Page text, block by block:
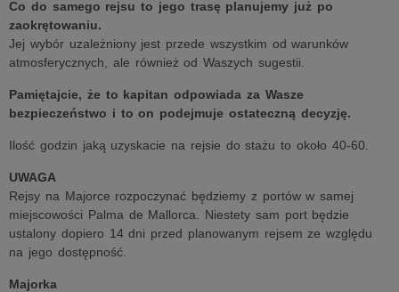
Co do samego rejsu to jego trasę planujemy już po
zaokrętowaniu.
Jej wybór uzależniony jest przede wszystkim od warunków
atmosferycznych, ale również od Waszych sugestii.
Pamiętajcie, że to kapitan odpowiada za Wasze
bezpieczeństwo i to on podejmuje ostateczną decyzję.
Ilość godzin jaką uzyskacie na rejsie do stażu to około 40-60.
UWAGA
Rejsy na Majorce rozpoczynać będziemy z portów w samej
miejscowości Palma de Mallorca. Niestety sam port będzie
ustalony dopiero 14 dni przed planowanym rejsem ze względu
na jego dostępność.
Majorka